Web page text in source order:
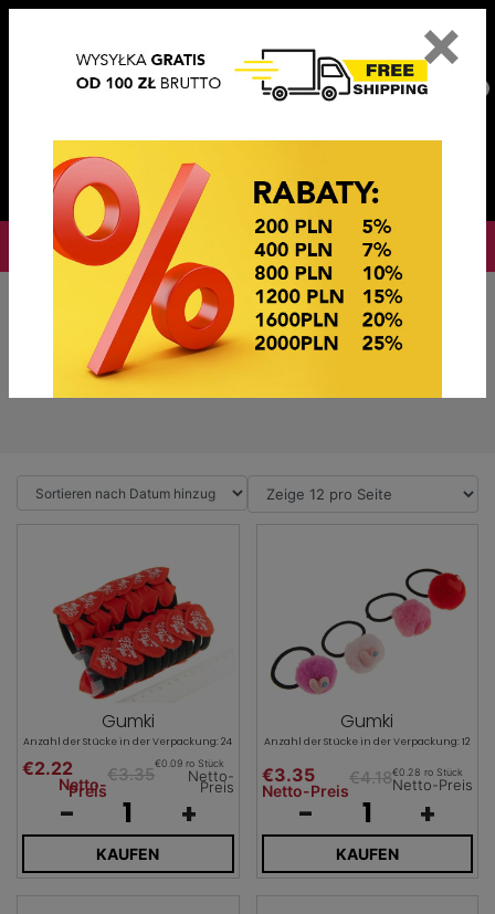
OKAZJE CENOWE
PROMOTIONSL
Gumki
Anzahl der Stücke in der Verpackung: 24
€2.22
Netto-
Preis
€3.35€0.09 ro Stück
Netto-
Preis
- +
KAUFEN
Gumki
Anzahl der Stücke in der Verpackung: 12
€3.35
Netto-Preis
€4.18€0.28 ro Stück
Netto-Preis
- +
KAUFEN
×